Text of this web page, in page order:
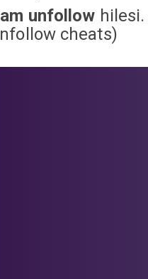
unfollow hilesi.
cheats)